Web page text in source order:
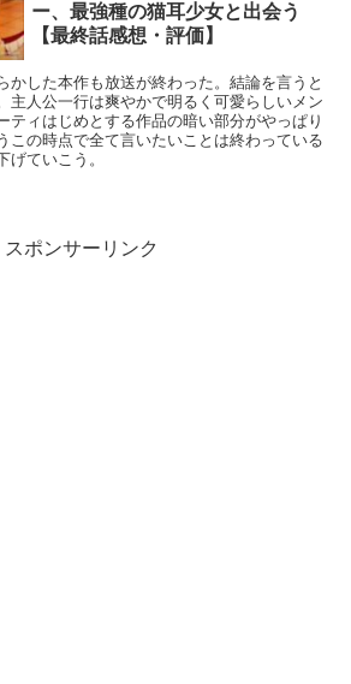
ー、最強種の猫耳少女と出会う
【最終話感想・評価】
かした本作も放送が終わった。結論を言うと
主人公一行は爽やかで明るく可愛らしいメン
ティはじめとする作品の暗い部分がやっぱり
この時点で全て言いたいことは終わっている
げていこう。
スポンサーリンク